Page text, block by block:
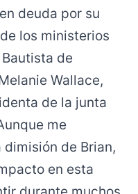
deuda por su
los ministerios
de
Wallace,
de la junta
me
de Brian,
en esta